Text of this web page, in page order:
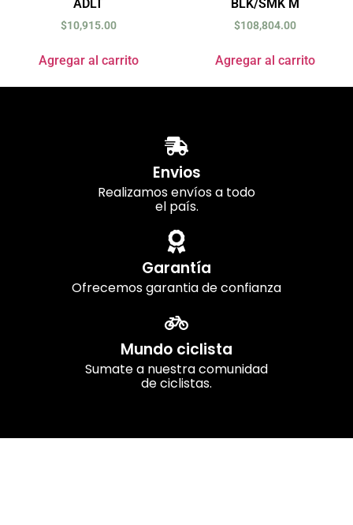
ADLT
$10,915.00
Agregar al carrito
BLK/SMK M
$108,804.00
Agregar al carrito
Envios
Realizamos envíos a todo
el país.
Garantía
Ofrecemos garantia de confianza
Mundo ciclista
Sumate a nuestra comunidad
de ciclistas.